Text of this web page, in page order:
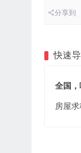
分享到
快速
全国
房屋求